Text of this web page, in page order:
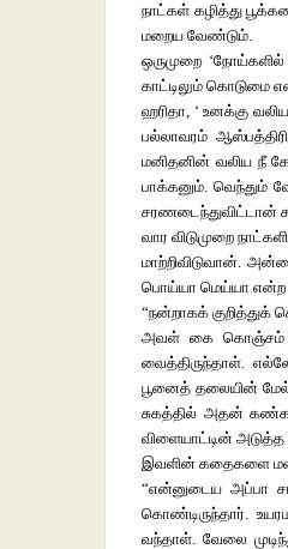
நாட்கள் கழித்து
மறைய வேண்டும்.
ஒருமுறை
காட்டிலும் கொடுமை
ஹரிதா, ‘ உனக்கு
பல்லாவரம்
மனிதனின் வலிய நீ
பாக்கனும். வெந்தும்
சரணடைந்துவிட்டான்
வார விடுமுறை
மாற்றிவிடுவான்.
பொய்யா மெய்யா என்ற
“நன்றாகக்
அவள் கை கொஞ்சம்
வைத்திருந்தாள்.
பூனைத் தலையின்
சுகத்தில் அதன்
விளையாட்டின் அடுத்த
இவளின் கதைகளை
“என்னுடைய அப்பா
கொண்டிருந்தார்.
வந்தாள். வேலை